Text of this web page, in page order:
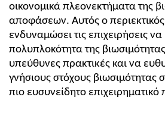
οικονομικά πλεονεκτήματα της
αποφάσεων. Αυτός ο
ενδυναμώσει τις επιχειρήσεις
πολυπλοκότητα της
υπεύθυνες πρακτικές και να
γνήσιους στόχους βιωσιμότητας
πιο ευσυνείδητο επιχειρηματικό